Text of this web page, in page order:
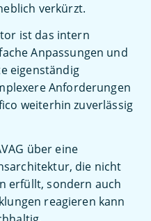
verkürzt.
ist das intern
Anpassungen und
eigenständig
Anforderungen
weiterhin zuverlässig
über eine
die nicht
erfüllt, sondern auch
reagieren kann